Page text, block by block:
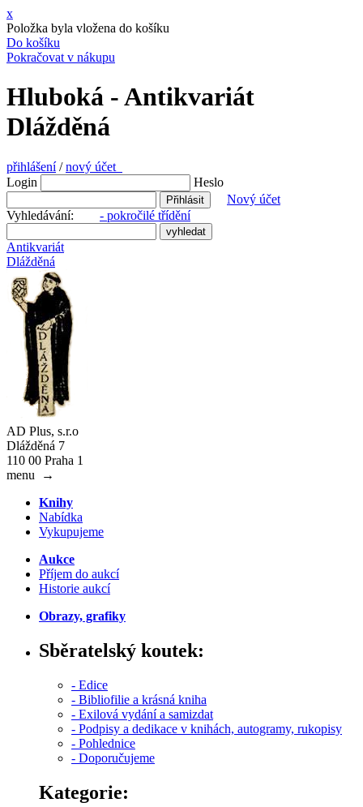
x
Položka byla vložena do košíku
Do košíku
Pokračovat v nákupu
Hluboká - Antikvariát
Dlážděná
přihlášení/nový účet
Login
Heslo
Nový účet
Vyhledávání: - pokročilé třídění
Antikvariát
Dlážděná
AD Plus, s.r.o
Dlážděná 7
110 00 Praha 1
menu
→
Knihy
Nabídka
Vykupujeme
Aukce
Příjem do aukcí
Historie aukcí
Obrazy, grafiky
Sběratelský koutek:
- Edice
- Bibliofilie a krásná kniha
- Exilová vydání a samizdat
- Podpisy a dedikace v knihách, autogramy, rukopisy
- Pohlednice
- Doporučujeme
Kategorie: